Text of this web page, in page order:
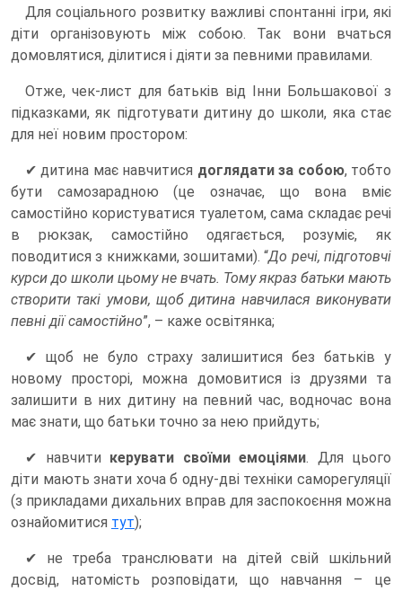
Для соціального розвитку важливі спонтанні ігри, які
діти організовують між собою. Так вони вчаться
домовлятися, ділитися і діяти за певними правилами.
Отже, чек-лист для батьків від Інни Большакової з
підказками, як підготувати дитину до школи, яка стає
для неї новим простором:
✔ дитина має навчитися доглядати за собою, тобто
бути самозарадною (це означає, що вона вміє
самостійно користуватися туалетом, сама складає речі
в рюкзак, самостійно одягається, розуміє, як
поводитися з книжками, зошитами). “До речі, підготовчі
курси до школи цьому не вчать. Тому якраз батьки мають
створити такі умови, щоб дитина навчилася виконувати
певні дії самостійно”, – каже освітянка;
✔ щоб не було страху залишитися без батьків у
новому просторі, можна домовитися із друзями та
залишити в них дитину на певний час, водночас вона
має знати, що батьки точно за нею прийдуть;
✔ навчити керувати своїми емоціями. Для цього
діти мають знати хоча б одну-дві техніки саморегуляції
(з прикладами дихальних вправ для заспокоєння можна
ознайомитися тут);
✔ не треба транслювати на дітей свій шкільний
досвід, натомість розповідати, що навчання – це